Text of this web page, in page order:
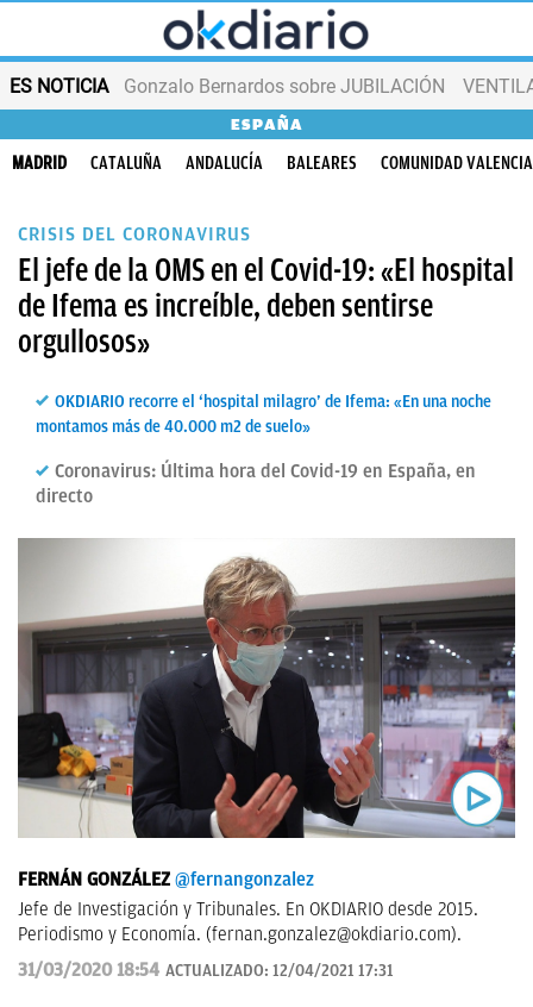
ES NOTICIA Gonzalo Bernardos sobre JUBILACIÓN
ESPAÑA
MADRID CATALUÑA ANDALUCÍA BALEARES COMUNIDAD
CRISIS DEL CORONAVIRUS
El jefe de la OMS en el Covid-19: «El hospital
de Ifema es increíble, deben sentirse
orgullosos»
OKDIARIO recorre el ‘hospital milagro’ de Ifema: «En una noche
montamos más de 40.000 m2 de suelo»
Coronavirus: Última hora del Covid-19 en España, en
directo
FERNÁN GONZÁLEZ @fernangonzalez
Jefe de Investigación y Tribunales. En OKDIARIO desde 2015.
Periodismo y Economía. (fernan.gonzalez@okdiario.com).
31/03/2020 18:54 ACTUALIZADO: 12/04/2021 17:31